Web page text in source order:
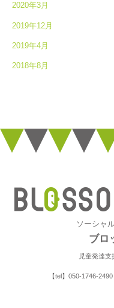
2020年3月
2019年12月
2019年4月
2018年8月
ソーシャ
ブロ
児童発達支
【tel】050-1746-